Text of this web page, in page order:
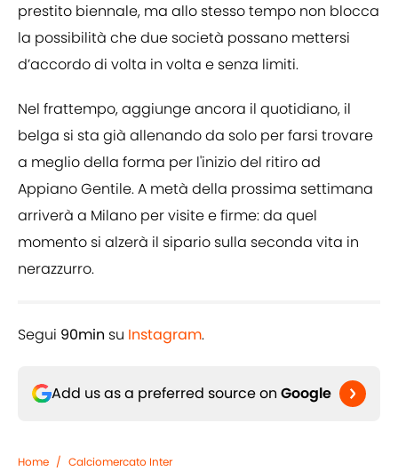
prestito biennale, ma allo stesso tempo non blocca
la possibilità che due società possano mettersi
d’accordo di volta in volta e senza limiti.
Nel frattempo, aggiunge ancora il quotidiano, il
belga si sta già allenando da solo per farsi trovare
a meglio della forma per l'inizio del ritiro ad
Appiano Gentile. A metà della prossima settimana
arriverà a Milano per visite e firme: da quel
momento si alzerà il sipario sulla seconda vita in
nerazzurro.
Segui 90min su Instagram.
Add us as a preferred source on Google
Home / Calciomercato Inter